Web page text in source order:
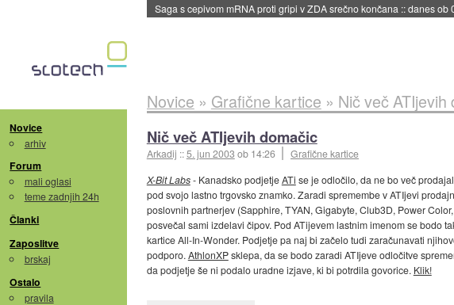
Saga s cepivom mRNA proti gripi v ZDA srečno končana ::danes ob
Novice
arhiv
Forum
mali oglasi
teme zadnjih 24h
Članki
Zaposlitve
brskaj
Ostalo
pravila
Novice » Grafične kartice » Nič več ATIjevih
Nič več ATIjevih domačic
Arkadij ::5. jun 2003 ob 14:26 Grafične kartice
X-Bit Labs- Kanadsko podjetjeATi se je odločilo, da ne bo več
pod svojo lastno trgovsko znamko. Zaradi spremembe v ATIjevi
poslovnih partnerjev (Sapphire, TYAN, Gigabyte, Club3D, Power
posvečal sami izdelavi čipov. Pod ATijevem lastnim imenom se bodo
kartice All-In-Wonder. Podjetje pa naj bi začelo tudi zaračunavati
podporo. AthlonXPsklepa, da se bodo zaradi ATIjeve odločitve
da podjetje še ni podalo uradne izjave, ki bi potrdila govorice. Klik!